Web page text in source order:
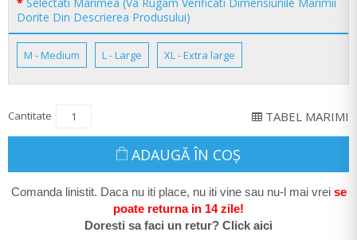
Selectati Marimea (Va Rugam Verificati Dimensiunile Marimii
Dorite Din Descrierea Produsului)
M - Medium L - Large XL - Extra large
Cantitate TABEL MARIMI
ADAUGĂ ÎN COŞ
Comanda linistit. Daca nu iti place, nu iti vine sau nu-l mai vrei se
poate returna in 14 zile!
Doresti sa faci un retur? Click aici